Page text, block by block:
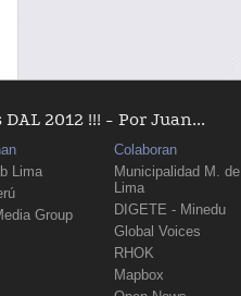
2012 !!! - Por Juan...
Lima
Group
Colaboran
Municipalidad M. de
Lima
DIGETE - Minedu
Global Voices
RHOK
Mapbox